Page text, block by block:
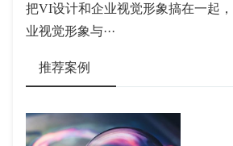
把VI设计和企业视觉形象搞在一起
业视觉形象与···
推荐案例